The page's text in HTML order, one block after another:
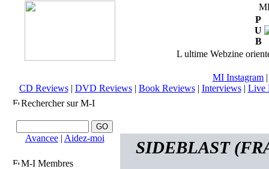
P
U
B
L ultime Webzine
MI Instagram
CD Reviews| DVD Reviews| Book Reviews| Interviews| Live
Rechercher sur M-I
Avancee| Aidez-moi
M-I Membres
SIDEBLAST